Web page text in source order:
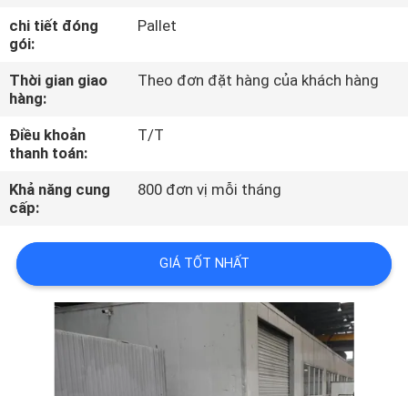
MÁY
KIỂM
SOÁT
CHẤT
LƯỢNG
LIÊN
HỆ
CHÚNG
chi tiết đóng
gói:
Pallet
Thời gian giao
hàng:
Theo đơn đặt hàng của khách hàng
Điều khoản
thanh toán:
T/T
Khả năng cung
cấp:
800 đơn vị mỗi tháng
GIÁ TỐT NHẤT